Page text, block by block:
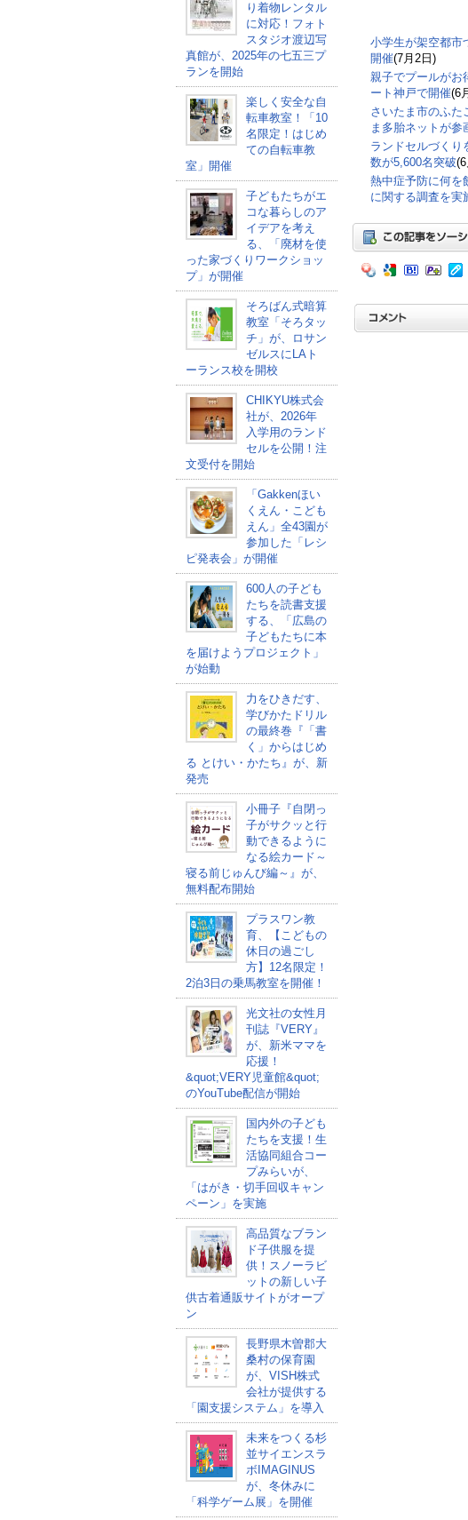
り着物レンタル
に対応！フォト
スタジオ渡辺写
真館が、2025年の七五三プ
ランを開始
楽しく安全な自
転車教室！「10
名限定！はじめ
ての自転車教
室」開催
子どもたちがエ
コな暮らしのア
イデアを考え
る、「廃材を使
った家づくりワークショッ
プ」が開催
そろばん式暗算
教室「そろタッ
チ」が、ロサン
ゼルスにLAト
ーランス校を開校
CHIKYU株式会
社が、2026年
入学用のランド
セルを公開！注
文受付を開始
「Gakkenほい
くえん・こども
えん」全43園が
参加した「レシ
ピ発表会」が開催
600人の子ども
たちを読書支援
する、「広島の
子どもたちに本
を届けようプロジェクト」
が始動
力をひきだす、
学びかたドリル
の最終巻『「書
く」からはじめ
る とけい・かたち』が、新
発売
小冊子『自閉っ
子がサクッと行
動できるように
なる絵カード～
寝る前じゅんび編～』が、
無料配布開始
プラスワン教
育、【こどもの
休日の過ごし
方】12名限定！
2泊3日の乗馬教室を開催！
光文社の女性月
刊誌『VERY』
が、新米ママを
応援！
&quot;VERY児童館&quot;
のYouTube配信が開始
国内外の子ども
たちを支援！生
活協同組合コー
プみらいが、
「はがき・切手回収キャン
ペーン」を実施
高品質なブラン
ド子供服を提
供！スノーラビ
ットの新しい子
供古着通販サイトがオープ
ン
長野県木曽郡大
桑村の保育園
が、VISH株式
会社が提供する
「園支援システム」を導入
未来をつくる杉
並サイエンスラ
ボIMAGINUS
が、冬休みに
「科学ゲーム展」を開催
小学生が架空都市
開催(7月2日)
親子でプールがお
ート神戸で開催(6
さいたま市のふた
ま多胎ネットが参
ランドセルづくり
数が5,600名突破
熱中症予防に何を
に関する調査を実